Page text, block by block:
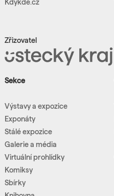
Kdykde.cz
Zřizovatel
Sekce
Výstavy a expozice
Exponáty
Stálé expozice
Galerie a média
Virtuální prohlídky
Komiksy
Sbírky